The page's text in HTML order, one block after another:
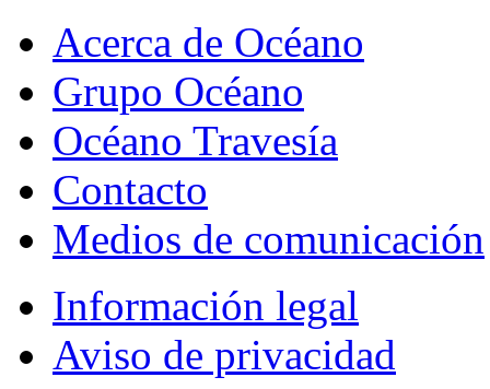
Acerca de Océano
Grupo Océano
Océano Travesía
Contacto
Medios de comunicación
Información legal
Aviso de privacidad